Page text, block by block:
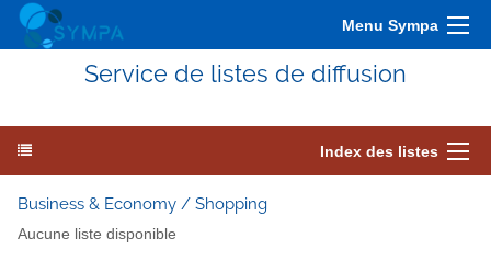
Menu Sympa
Service de listes de diffusion
Index des listes
Business & Economy / Shopping
Aucune liste disponible